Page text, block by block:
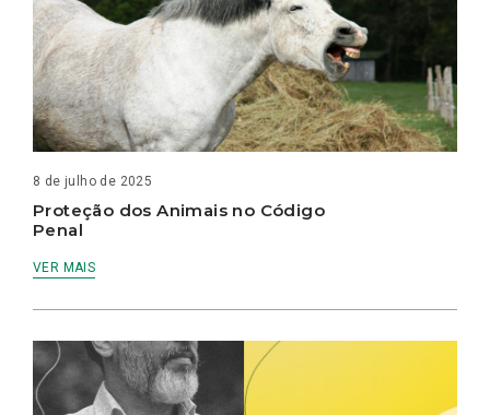
8 de julho de 2025
Proteção dos Animais no Código
Penal
VER MAIS